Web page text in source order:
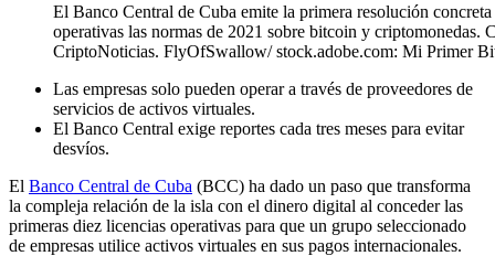
El Banco Central de Cuba emite la primera resolución
operativas las normas de 2021 sobre bitcoin y criptomonedas.
CriptoNoticias. FlyOfSwallow/ stock.adobe.com: Mi Primer
Las empresas solo pueden operar a través de proveedores de
servicios de activos virtuales.
El Banco Central exige reportes cada tres meses para evitar
desvíos.
El Banco Central de Cuba (BCC) ha dado un paso que transforma
la compleja relación de la isla con el dinero digital al conceder las
primeras diez licencias operativas para que un grupo seleccionado
de empresas utilice activos virtuales en sus pagos internacionales.